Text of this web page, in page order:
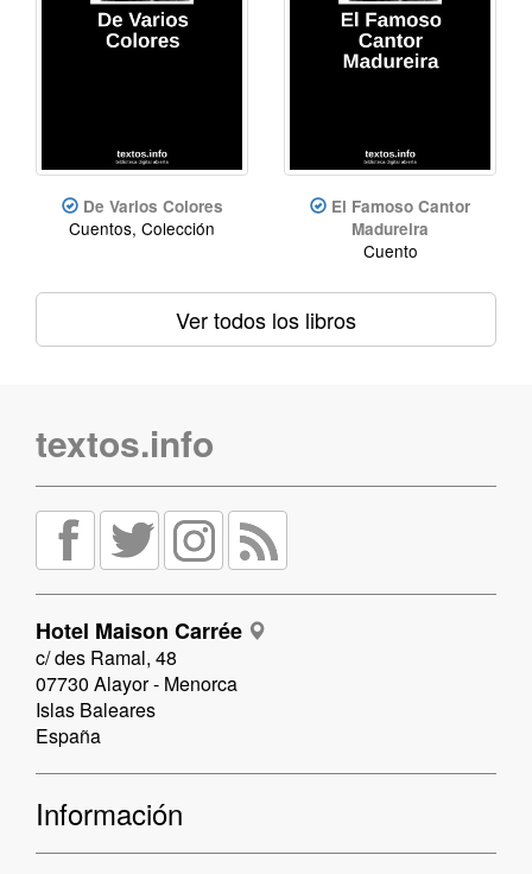
De Varios Colores
Cuentos, Colección
El Famoso Cantor
Madureira
Cuento
Ver todos los libros
textos.info
Hotel Maison Carrée
c/ des Ramal, 48
07730 Alayor - Menorca
Islas Baleares
España
Información